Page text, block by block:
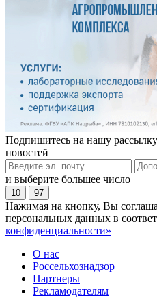
Подпишитесь на нашу рассылку
новостей
и выберите большее число
10 97
Нажимая на кнопку, Вы
персональных данных в
конфиденциальности»
О нас
Россельхознадзор
Партнеры
Рекламодателям